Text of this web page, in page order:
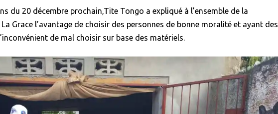
du 20 décembre prochain,Tite Tongo a expliqué à l’ensemble de la
Grace l’avantage de choisir des personnes de bonne moralité et ayant des
de mal choisir sur base des matériels.